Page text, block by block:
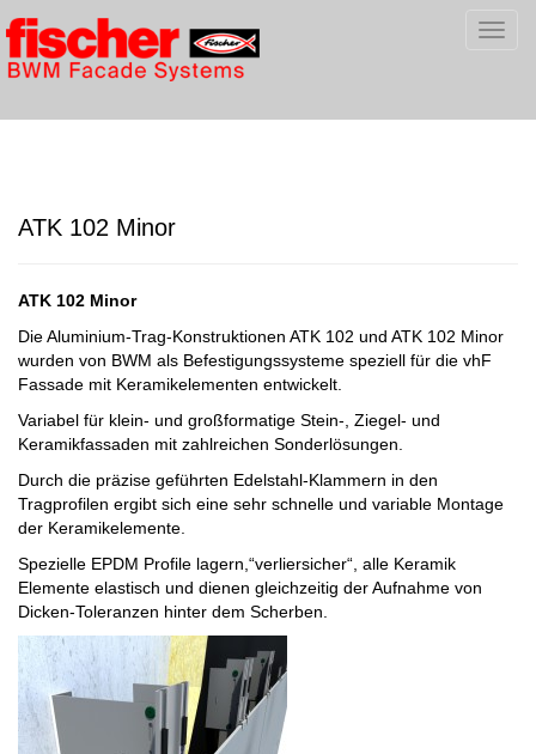
ATK 102 Minor
ATK 102 Minor
Die Aluminium-Trag-Konstruktionen ATK 102 und ATK 102 Minor
wurden von BWM als Befestigungssysteme speziell für die vhF
Fassade mit Keramikelementen entwickelt.
Variabel für klein- und großformatige Stein-, Ziegel- und
Keramikfassaden mit zahlreichen Sonderlösungen.
Durch die präzise geführten Edelstahl-Klammern in den
Tragprofilen ergibt sich eine sehr schnelle und variable Montage
der Keramikelemente.
Spezielle EPDM Profile lagern,“verliersicher“, alle Keramik
Elemente elastisch und dienen gleichzeitig der Aufnahme von
Dicken-Toleranzen hinter dem Scherben.